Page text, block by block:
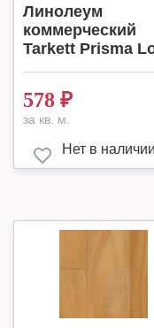
Линолеум
коммерческий
Tarkett Prisma
578 ₽
за кв. м.
Нет в наличии